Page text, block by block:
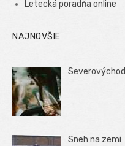
Letecká poradňa online
NAJNOVŠIE
Severovýchod
Sneh na zemi